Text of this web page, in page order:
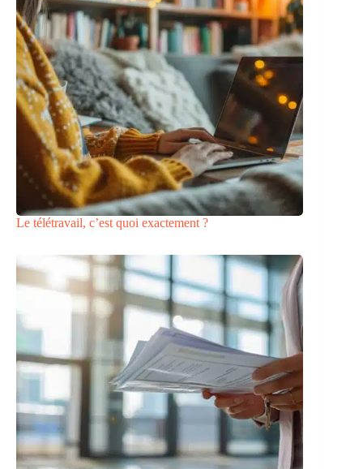
Le télétravail, c’est quoi exactement ?